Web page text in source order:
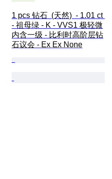
1 pcs 钻石  (天然)  - 1.01 ct
- 祖母绿 - K - VVS1 极轻微
内含一级 - 比利时高阶层钻
石议会 - Ex Ex None